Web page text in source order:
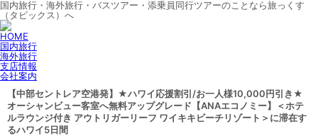
国内旅行・海外旅行・バスツアー・添乗員同行ツアーのことなら旅っくす
（タビックス）へ
HOME
国内旅行
海外旅行
支店情報
会社案内
【中部セントレア空港発】★ハワイ応援割引/お一人様10,000円引き★
オーシャンビュー客室へ無料アップグレード【ANAエコノミー】＜ホテ
ルラウンジ付き アウトリガーリーフ ワイキキビーチリゾート＞に滞在す
るハワイ5日間